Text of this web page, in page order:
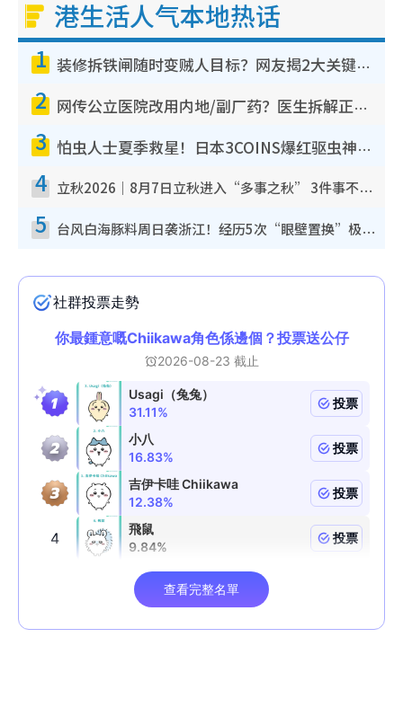
港生活人气本地热话
1 装修拆铁闸随时变贼人目标？网友揭2大关键用途：装新款等于白装？附新旧铁闸分别
2 网传公立医院改用内地/副厂药？医生拆解正副厂分别，揭4类人换药随时出事
3 怕虫人士夏季救星！日本3COINS爆红驱虫神器$45起 1招“全程免触碰”轻松搞定小强
4 立秋2026｜8月7日立秋进入“多事之秋” 3件事不可做！专家教6招开运 清杂物／钱包纳气接好运
5 台风白海豚料周日袭浙江！经历5次“眼壁置换”极罕见 成登陆内地最长途台风